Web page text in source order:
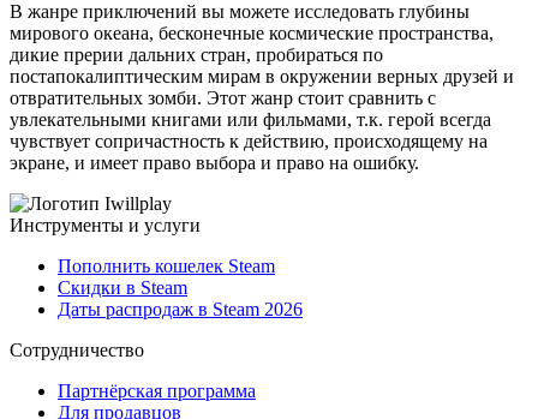
В жанре приключений вы можете исследовать глубины
мирового океана, бесконечные космические пространства,
дикие прерии дальних стран, пробираться по
постапокалиптическим мирам в окружении верных друзей и
отвратительных зомби. Этот жанр стоит сравнить с
увлекательными книгами или фильмами, т.к. герой всегда
чувствует сопричастность к действию, происходящему на
экране, и имеет право выбора и право на ошибку.
Инструменты и услуги
Пополнить кошелек Steam
Скидки в Steam
Даты распродаж в Steam 2026
Сотрудничество
Партнёрская программа
Для продавцов